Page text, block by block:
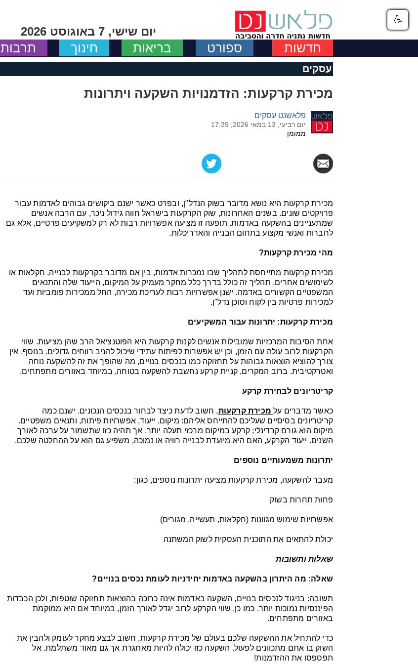
יום שישי, 7 באוגוסט 2026
חדשות ספורט בריאות חינוך תרבות
עסקים
מכירת קרקעות: הזדמנויות השקעה ויתרונות
פלאשנט עסקים
יום רביעי, 13 במאי 2026, 17:39
ממומן
מכירת קרקעות היא נושא מדובר בשוק הנדל"ן, ובפרט כאשר ישנם ביקושים גבוהים לאדמות עבור
פרויקטים שונים. בשנים האחרונות, שוק הקרקעות בישראל חווה גידול ניכר, עם הרבה אנשים
שמתעניינים בהשקעה באדמות. תופעה זו מציעה אפשרויות רבות לא רק למשקיעים פרטיים, אלא גם
לחברות ואנשי מקצוע בתחום הבנייה והאדריכלות.
מהי מכירת קרקעות?
מכירת קרקעות מתייחסת לתהליך שבו נמכרות אדמות, בין אם מדובר בקרקעות לבנייה, חקלאות או
לשימושים אחרים. תהליך זה כולל בדרך כלל מחקר מעמיק על המיקום, הייעוד שלה והתנאים
המשפטיים הקשורים באדמה. ישנן אפשרויות רבות לעריכת מכירה, החל ממכירות פומביות ועד
למכירות פרטיות בין לקוח וסוכן נדל"ן.
מכירת קרקעות: יתרונות עבור המשקיעים
אחת הסיבות המרכזיות שמובילות אנשים לקנות קרקעות היא הפוטנציאל הרב שהן מציעות. שווי
הקרקעות לרוב עולה עם הזמן, וכן יש אפשרות לפיתוח עתידי שיכול להניב רווחים גדולים. בנוסף, אין
צורך להוציא הוצאות גבוהות על תחזוקה כמו בנכסים בנויים, מה שהופך את זה להשקעה נוחה
ואטרקטיבית. ברוב המקרים, קניית קרקע נחשבת להשקעה בטוחה, במיוחד באזורים מתפתחים.
קריטריונים לבחירת קרקע
כאשר מדברים עלמכירת קרקעות, חשוב לדעת כיצד לבחור בנכסים הנכונים. ישנם כמה
קריטריונים בסיסיים שעליכם להתייחס אליהם: מיקום, ייעוד, אפשרויות פיתוח, ותנאים משפטיים.
מיקום הוא גורם קרדינלי; קרקע במיקום מרכזי תעלה יותר, אך תהיה כזו שתשמור על ערכה לאורך
השנים. ייעוד הקרקע, האם היא מיועדת לבנייה רוויה או נמוכה, משפיע גם הוא על ההחלטה שלכם.
יתרונות משמעותיים נוספים
מעבר להשקעה, מכירת קרקעות מציעה יתרונות נוספים, כגון:
פחות תחרות בשוק
אפשרויות שימוש מגוונות (חקלאות, תעשייה, מגורים)
יכולת להתאים את התוכנית העסקית לשוק המשתנה
שאלות ותשובות
שאלה: מה היתרון בהשקעה באדמות יחידניות לעומת נכסים בנויים?
תשובה: בניגוד לנכסים בנויים, השקעה באדמות אינה כרוכה בהוצאות תחזוקה שוטפות, ולכן הכבדות
הפיננסיות נמוכות יותר. כמו כן, שווי הקרקע לרוב יגדל לאורך הזמן, במיוחד אם היא ממוקמת
באזורים מתפתחים.
כדי להתחיל את ההשקעה שלכם בעולם של מכירת קרקעות, חשוב לבצע מחקר לעומק ולהבין את
השוק בו אתם מתכוונים לפעול. השקעה כזו יכולה להיות מאתגרת אך גם מאוד משתלמת. אל
תפספסו את ההזדמנות!